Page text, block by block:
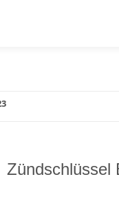
Zündschlüssel